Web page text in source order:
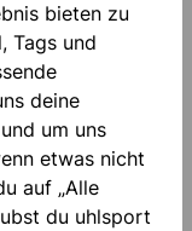
bieten zu
Tags und
deine
um uns
etwas nicht
auf „Alle
du uhlsport